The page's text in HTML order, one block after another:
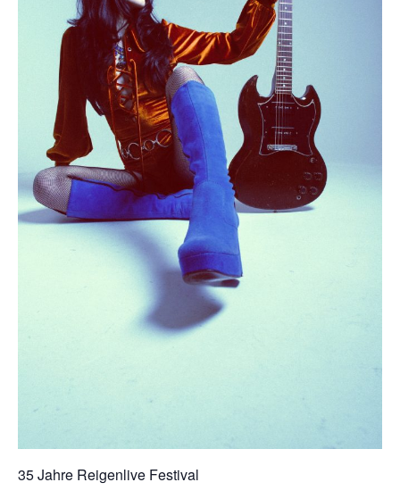
35 Jahre Reigenlive Festival